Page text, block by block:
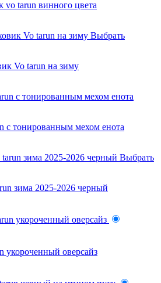
tarun винного цвета
Выбрать
Vo tarun на зиму
с тонированным мехом енота
Выбрать
зима 2025-2026 черный
укороченный оверсайз